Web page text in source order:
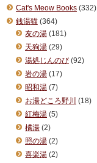
Cat's Meow Books (332)
銭湯猫 (364)
友の湯 (181)
天狗湯 (29)
湯処じんのび (92)
岩の湯 (17)
昭和湯 (7)
お湯どころ野川 (18)
紅梅湯 (5)
橘湯 (2)
照の湯 (2)
喜楽湯 (2)